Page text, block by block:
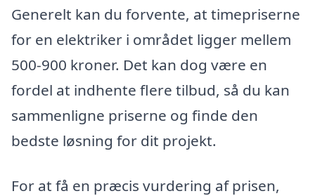
Generelt kan du forvente, at timepriserne
for en elektriker i området ligger mellem
500-900 kroner. Det kan dog være en
fordel at indhente flere tilbud, så du kan
sammenligne priserne og finde den
bedste løsning for dit projekt.
For at få en præcis vurdering af prisen,